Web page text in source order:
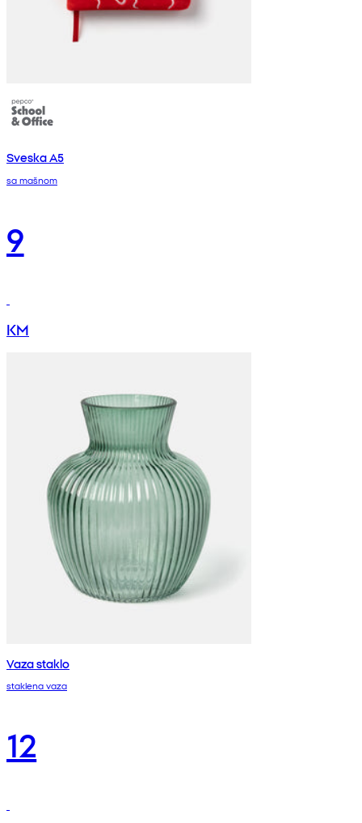
Sveska A5
sa mašnom
9
KM
Vaza staklo
staklena vaza
12